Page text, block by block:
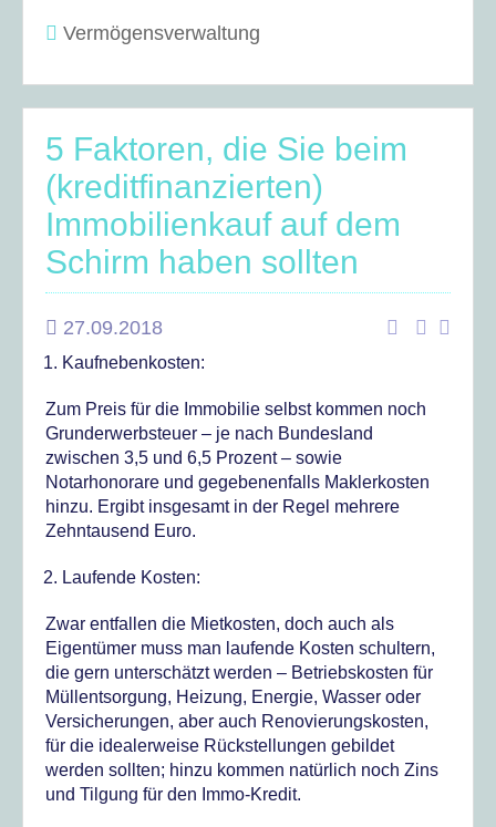
Vermögensverwaltung
5 Faktoren, die Sie beim
(kreditfinanzierten)
Immobilienkauf auf dem
Schirm haben sollten
27.09.2018
Kaufnebenkosten:
Zum Preis für die Immobilie selbst kommen noch
Grunderwerbsteuer – je nach Bundesland
zwischen 3,5 und 6,5 Prozent – sowie
Notarhonorare und gegebenenfalls Maklerkosten
hinzu. Ergibt insgesamt in der Regel mehrere
Zehntausend Euro.
Laufende Kosten:
Zwar entfallen die Mietkosten, doch auch als
Eigentümer muss man laufende Kosten schultern,
die gern unterschätzt werden – Betriebskosten für
Müllentsorgung, Heizung, Energie, Wasser oder
Versicherungen, aber auch Renovierungskosten,
für die idealerweise Rückstellungen gebildet
werden sollten; hinzu kommen natürlich noch Zins
und Tilgung für den Immo-Kredit.